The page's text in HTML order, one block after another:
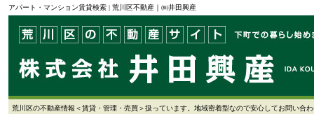
アパート・マンション賃貸検索 | 荒川区不動産｜㈱井田興産
荒川区の不動産情報＜賃貸・管理・売買＞扱っています。地域密着型なので安心してお問い合